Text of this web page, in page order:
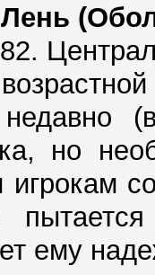
но
ему